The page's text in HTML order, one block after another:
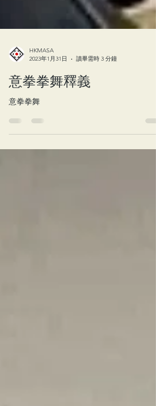
HKMASA
2023年1月31日
讀畢需時 3 分鐘
意拳拳舞